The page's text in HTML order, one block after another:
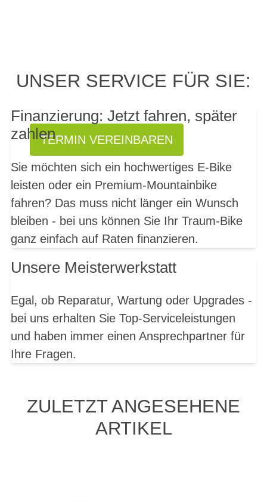
PROBEFAHRT? JA,
TERMIN VEREINBAREN
UNSER SERVICE FÜR SIE:
Finanzierung: Jetzt fahren, später
zahlen
Sie möchten sich ein hochwertiges E-Bike
leisten oder ein Premium-Mountainbike
fahren? Das muss nicht länger ein Wunsch
bleiben - bei uns können Sie Ihr Traum-Bike
ganz einfach auf Raten finanzieren.
Unsere Meisterwerkstatt
Egal, ob Reparatur, Wartung oder Upgrades -
bei uns erhalten Sie Top-Serviceleistungen
und haben immer einen Ansprechpartner für
Ihre Fragen.
ZULETZT ANGESEHENE
ARTIKEL